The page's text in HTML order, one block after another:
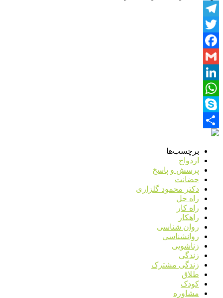
Telegram
Twitter
Facebook
Gmail
LinkedIn
WhatsApp
Skype
Share
برچسب‌ها
ازدواج
پرسش و پاسخ
حضانت
دکتر محمود گلزاری
راه حل
راه کار
راهکار
روان شناسی
روانشناسی
زناشویی
زندگی
زندگی مشترک
طلاق
کودک
مشاوره